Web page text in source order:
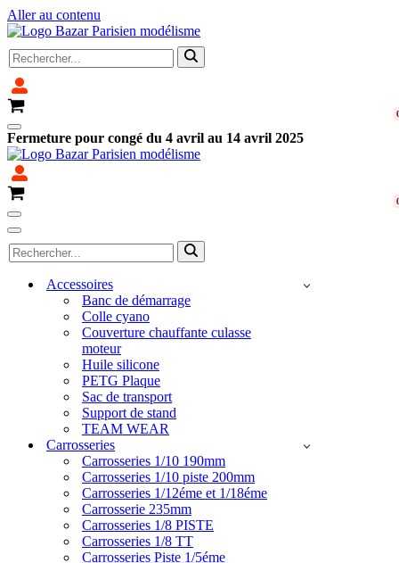
Aller au contenu
Rechercher...
Panier
Menu
de
navigation
Fermeture pour congé du 4 avril au 14 avril 2025
Panier
Menu
de
navigation
Menu
de
navigation
Rechercher...
Accessoires
Banc de démarrage
Colle cyano
Couverture chauffante culasse
moteur
Huile silicone
PETG Plaque
Sac de transport
Support de stand
TEAM WEAR
Carrosseries
Carrosseries 1/10 190mm
Carrosseries 1/10 piste 200mm
Carrosseries 1/12éme et 1/18éme
Carrosserie 235mm
Carrosseries 1/8 PISTE
Carrosseries 1/8 TT
Carrosseries Piste 1/5éme